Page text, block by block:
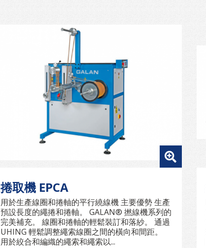
捲取機 EPCA
用於生產線圈和捲軸的平行繞線機 主要優勢 生產
預設長度的繩捲和捲軸。 GALAN® 撚線機系列的
完美補充。 線圈和捲軸的輕鬆裝訂和落紗。 通過
UHING 輕鬆調整繩索線圈之間的橫向和間距。
用於絞合和編織的繩索和繩索以...